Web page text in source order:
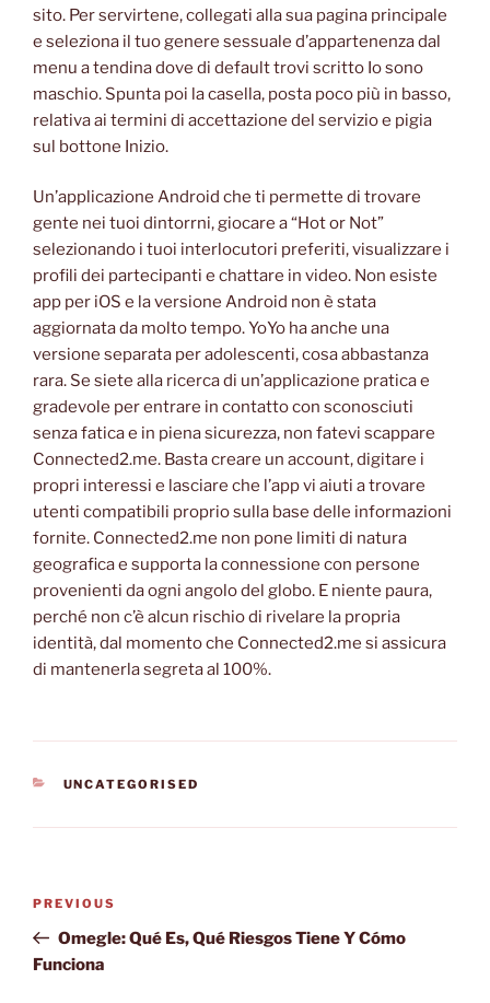
sito. Per servirtene, collegati alla sua pagina principale
e seleziona il tuo genere sessuale d’appartenenza dal
menu a tendina dove di default trovi scritto Io sono
maschio. Spunta poi la casella, posta poco più in basso,
relativa ai termini di accettazione del servizio e pigia
sul bottone Inizio.
Un’applicazione Android che ti permette di trovare
gente nei tuoi dintorrni, giocare a “Hot or Not”
selezionando i tuoi interlocutori preferiti, visualizzare i
profili dei partecipanti e chattare in video. Non esiste
app per iOS e la versione Android non è stata
aggiornata da molto tempo. YoYo ha anche una
versione separata per adolescenti, cosa abbastanza
rara. Se siete alla ricerca di un’applicazione pratica e
gradevole per entrare in contatto con sconosciuti
senza fatica e in piena sicurezza, non fatevi scappare
Connected2.me. Basta creare un account, digitare i
propri interessi e lasciare che l’app vi aiuti a trovare
utenti compatibili proprio sulla base delle informazioni
fornite. Connected2.me non pone limiti di natura
geografica e supporta la connessione con persone
provenienti da ogni angolo del globo. E niente paura,
perché non c’è alcun rischio di rivelare la propria
identità, dal momento che Connected2.me si assicura
di mantenerla segreta al 100%.
CATEGORIES
UNCATEGORISED
Previous
Post
PREVIOUS
Omegle: Qué Es, Qué Riesgos Tiene Y Cómo
Funciona